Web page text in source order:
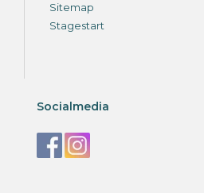
Sitemap
Stagestart
Socialmedia